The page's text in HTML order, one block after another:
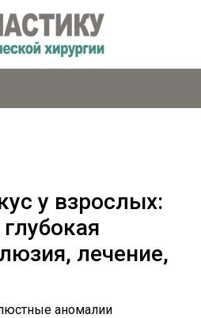
у взрослых:
лечение,
аномалии